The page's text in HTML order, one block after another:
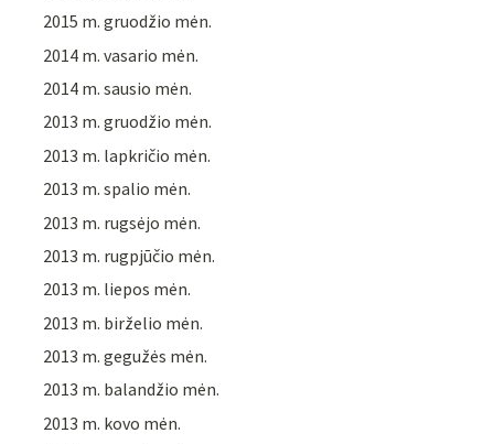
2015 m. gruodžio mėn.
2014 m. vasario mėn.
2014 m. sausio mėn.
2013 m. gruodžio mėn.
2013 m. lapkričio mėn.
2013 m. spalio mėn.
2013 m. rugsėjo mėn.
2013 m. rugpjūčio mėn.
2013 m. liepos mėn.
2013 m. birželio mėn.
2013 m. gegužės mėn.
2013 m. balandžio mėn.
2013 m. kovo mėn.